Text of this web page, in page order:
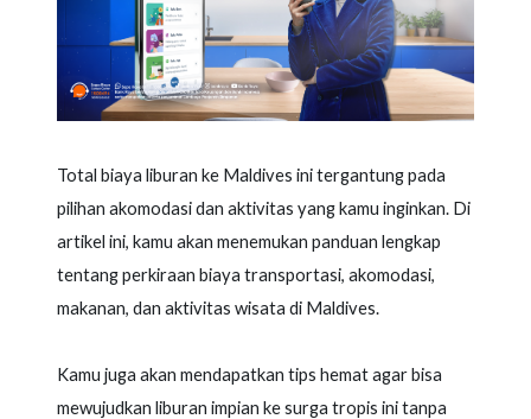
Total biaya liburan ke Maldives ini tergantung pada
pilihan akomodasi dan aktivitas yang kamu inginkan. Di
artikel ini, kamu akan menemukan panduan lengkap
tentang perkiraan biaya transportasi, akomodasi,
makanan, dan aktivitas wisata di Maldives.
Kamu juga akan mendapatkan tips hemat agar bisa
mewujudkan liburan impian ke surga tropis ini tanpa